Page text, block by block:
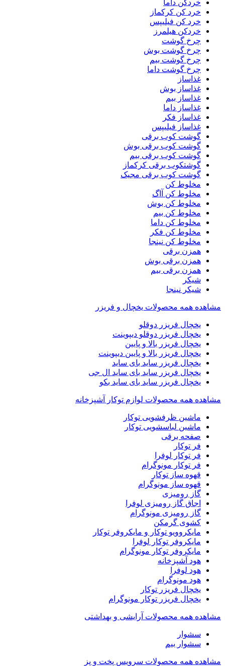
خردکن داما
خرد کن کرکماز
خرد کن فیلیپس
خردکن هیلمرز
چرخ گوشت
چرخ گوشت بوش
چرخ گوشت بیم
چرخ گوشت داما
غذاساز
غذاساز بوش
غذاساز بیم
غذاساز داما
غذاساز فکر
غذاساز فیلیپس
گوشت کوب برقی
گوشت کوب برقی بوش
گوشت کوب برقی بیم
گوشتکوب برقی کرکماز
گوشت کوب برقی مجیک
مخلوط کن
مخلوط کن آاگ
مخلوط کن بوش
مخلوط کن بیم
مخلوط کن داما
مخلوط کن فکر
مخلوط کن نینجا
همزن برقی
همزن برقی بوش
همزن برقی بیم
شیکر
شیکر نینجا
مشاهده همه محصولات یخچال و فریزر
یخچال فریزر دوقلو
یخچال فریزر دوقلو دیپوینت
یخچال فریزر بالا و پایین
یخچال فریزر بالا و پایین دیپوینت
یخچال فریزر ساید بای ساید
یخچال فریزر ساید بای ساید ال جی
یخچال فریزر ساید بای ساید بکو
مشاهده همه محصولات لوازم توکار آشپزخانه
ماشین ظرفشویی توکار
ماشین لباسشویی توکار
صفحه برقی
فر توکار
فر توکار لوفرا
فر توکار مونوگرام
قهوه ساز توکار
قهوه ساز مونوگرام
گاز رومیزی
اجاق گاز رومیزی لوفرا
گاز رومیزی مونوگرام
کشوی گرمکن
مایکروویو توکار و مایکروفر توکار
مایکروفر توکار لوفرا
مایکروفر توکار مونوگرام
هود آشپزخانه
هود لوفرا
هود مونوگرام
یخچال فریزر توکار
یخچال فریزر توکار مونوگرام
مشاهده همه محصولات آرایشی و بهداشتی
سشوار
سشوار بیم
مشاهده همه محصولات سرویس پخت و پز